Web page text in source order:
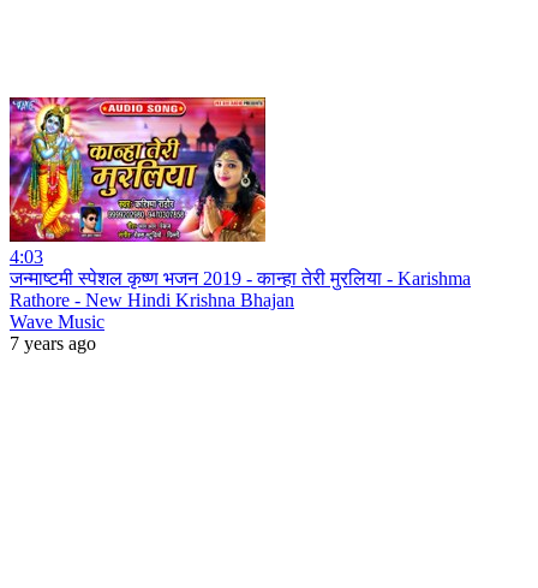
4:03
जन्माष्टमी स्पेशल कृष्ण भजन 2019 - कान्हा तेरी मुरलिया - Karishma
Rathore - New Hindi Krishna Bhajan
Wave Music
7 years ago